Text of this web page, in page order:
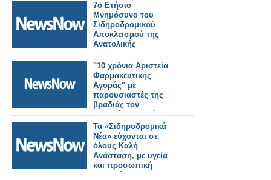
7ο Ετήσιο
Μνημόσυνο του
Σιδηροδρομικού
Αποκλεισμού της
Ανατολικής
Μακεδονίας και
Θράκης.
"10 χρόνια Αριστεία
Φαρμακευτικής
Αγοράς" με
παρουσιαστές της
βραδιάς τον
Αναστάση Ροϊλό και
τη Σοφία Κούνουπα
Τα «Σιδηροδρομικά
Νέα» εύχονται σε
όλους Καλή
Ανάσταση, με υγεία
και προσωπική
ευημερία.